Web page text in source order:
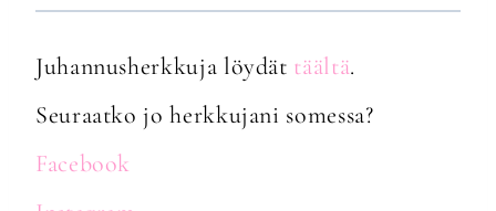
Juhannusherkkuja löydät täältä.
Seuraatko jo herkkujani somessa?
Facebook